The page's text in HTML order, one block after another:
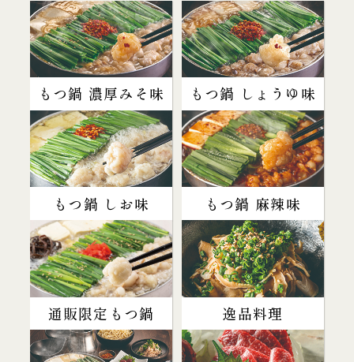
もつ鍋 濃厚みそ味 もつ鍋 しょうゆ味
もつ鍋 しお味 もつ鍋 麻辣味
通販限定もつ鍋 逸品料理